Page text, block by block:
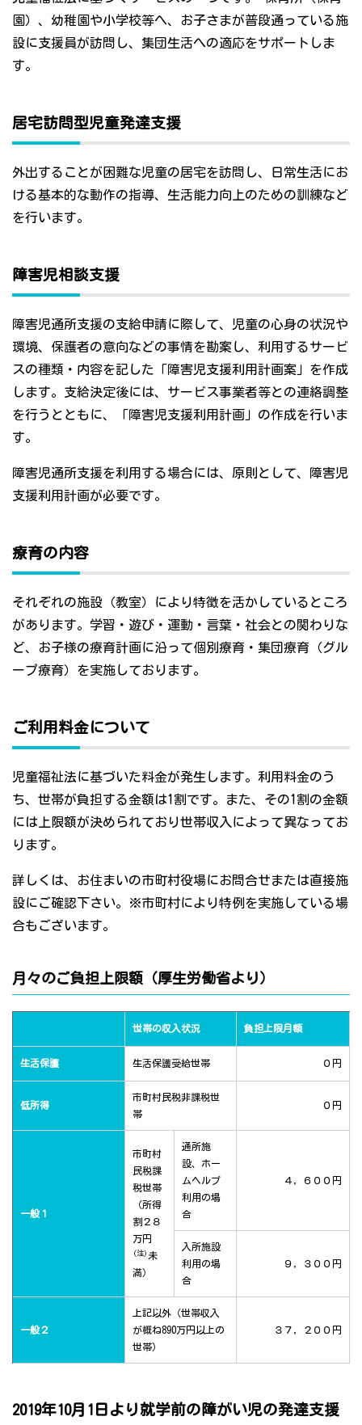
園）、幼稚園や小学校等へ、お子さまが普段通っている施
設に支援員が訪問し、集団生活への適応をサポートしま
す。
居宅訪問型児童発達支援
外出することが困難な児童の居宅を訪問し、日常生活にお
ける基本的な動作の指導、生活能力向上のための訓練など
を行います。
障害児相談支援
障害児通所支援の支給申請に際して、児童の心身の状況や
環境、保護者の意向などの事情を勘案し、利用するサービ
スの種類・内容を記した「障害児支援利用計画案」を作成
します。支給決定後には、サービス事業者等との連絡調整
を行うとともに、「障害児支援利用計画」の作成を行いま
す。
障害児通所支援を利用する場合には、原則として、障害児
支援利用計画が必要です。
療育の内容
それぞれの施設（教室）により特徴を活かしているところ
があります。学習・遊び・運動・言葉・社会との関わりな
ど、お子様の療育計画に沿って個別療育・集団療育（グル
ープ療育）を実施しております。
ご利用料金について
児童福祉法に基づいた料金が発生します。利用料金のう
ち、世帯が負担する金額は1割です。また、その1割の金額
には上限額が決められており世帯収入によって異なってお
ります。
詳しくは、お住まいの市町村役場にお問合せまたは直接施
設にご確認下さい。※市町村により特例を実施している場
合もございます。
月々のご負担上限額（厚生労働省より）
世帯の収入状況 負担上限月額
生活保護 生活保護受給世帯 ０円
低所得
市町村民税非課税世
帯
０円
一般１
市町村
民税課
税世帯
（所得
割２８
万円
(注) 未
満）
通所施
設、ホー
ムヘルプ
利用の場
合
４，６００円
入所施設
利用の場
合
９，３００円
一般２
上記以外（世帯収入
が概ね890万円以上の
世帯）
３７，２００円
2019年10月1日より就学前の障がい児の発達支援